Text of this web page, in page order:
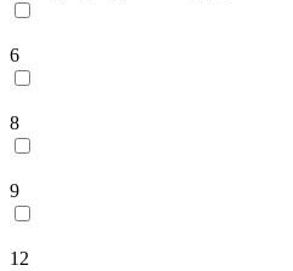
6
8
9
12